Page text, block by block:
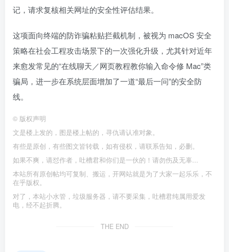
记，请求复核相关网址的安全性评估结果。
这项面向终端的防诈骗粘贴拦截机制，被视为 macOS 安全
策略在社会工程攻击场景下的一次强化升级，尤其针对近年
来愈发常见的“在线聊天／网页教程教你输入命令修 Mac”类
骗局，进一步在系统层面增加了一道“最后一问”的安全防
线。
© 版权声明
文是楼上发的，图是楼上帖的，寻仇请认准对象。
有些是原创，有些图文皆转载，如有侵权，请联系告知，必删。
如果不爽，请怼作者，吐槽君和你们是一伙的！请勿伤及无辜...
本站所有原创帖均可复制、搬运，开网站就是为了大家一起乐乐，不
在乎版权。
对了，本站小水管，垃圾服务器，请不要采集，吐槽君纯属用爱发
电，经不起折腾。
THE END